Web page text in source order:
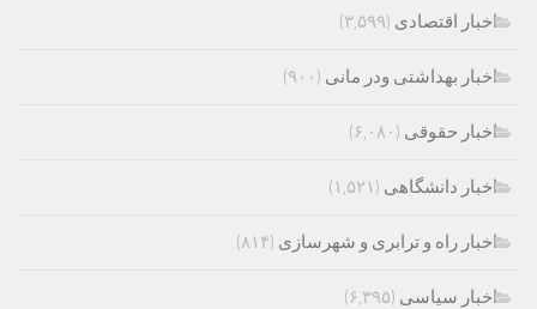
اخبار اقتصادی (۳,۵۹۹)
اخبار بهداشتی ودر مانی (۹۰۰)
اخبار حقوقی (۶,۰۸۰)
اخبار دانشگاهی (۱,۵۲۱)
اخبار راه و ترابری و شهرسازی (۸۱۴)
اخبار سیاسی (۶,۳۹۵)